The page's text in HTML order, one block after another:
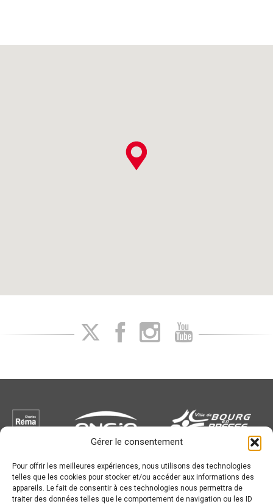
Gérer le consentement
Pour offrir les meilleures expériences, nous utilisons des technologies
telles que les cookies pour stocker et/ou accéder aux informations des
appareils. Le fait de consentir à ces technologies nous permettra de
traiter des données telles que le comportement de navigation ou les ID
Newsletter